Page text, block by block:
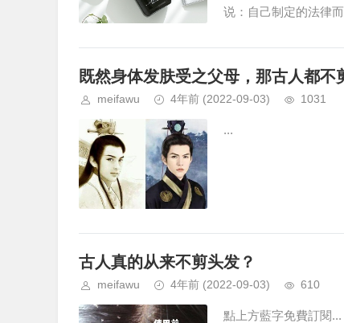
说：自己制定的法律
既然身体发肤受之父母，那古人都
meifawu 4年前 (2022-09-03) 1031
...
古人真的从来不剪头发？
meifawu 4年前 (2022-09-03) 610
點上方藍字免費訂閱...